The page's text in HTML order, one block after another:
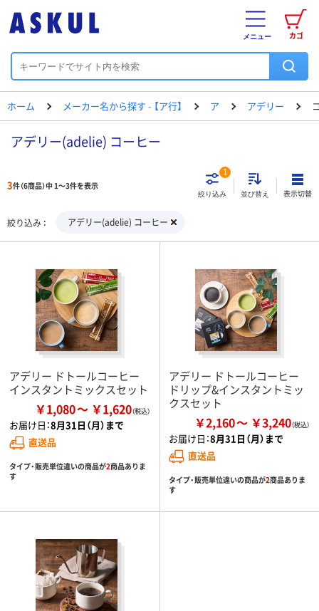
カゴ
メニュー
ホーム メーカー名から探す - 【ア行】 ア アデリー
アデリー(adelie) コーヒー
3件（6商品）中 1～3件を表示
絞り込み
1
並び替え 表示切替
絞り込み アデリー(adelie) コーヒー
アデリー ドトールコーヒー
インスタントミックスセット
￥1,080 ￥1,620
お届け日：8月31日（月）まで
直送品
タイプ・販売単位違いの商品が2商品ありま
す
アデリー ドトールコーヒー
ドリップ&インスタントミッ
クスセット
￥2,160 ￥3,240
お届け日：8月31日（月）まで
直送品
タイプ・販売単位違いの商品が2商品ありま
す